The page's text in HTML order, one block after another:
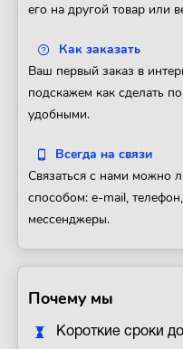
его на другой товар или
Как заказать
Ваш первый заказ в
подскажем как сделать
удобными.
Всегда на связи
Связаться с нами можно
способом: e-mail,
мессенджеры.
Почему мы
Короткие сроки